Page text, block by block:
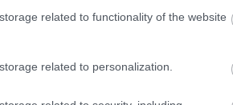
related to functionality of the website
related to personalization.
δημοτική και
όργανα) και την
βελτίωση της